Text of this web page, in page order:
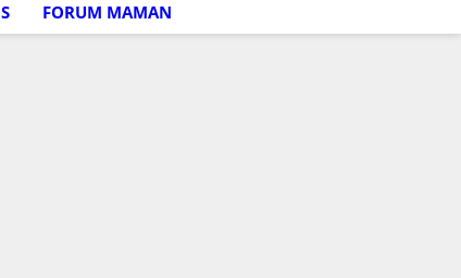
FORUM MAMAN